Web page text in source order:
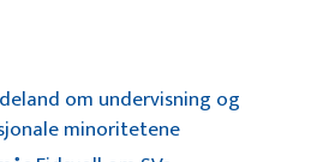
om undervisning og
minoritetene